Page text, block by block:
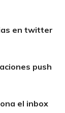
en twitter
push
el inbox